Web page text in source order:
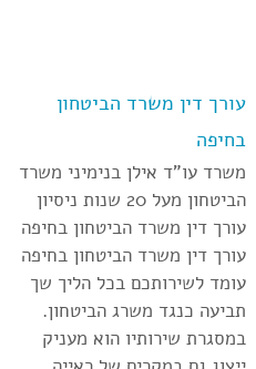
עורך דין משרד הביטחון
בחיפה
משרד עו”ד אילן בנימיני משרד
הביטחון מעל 20 שנות ניסיון
עורך דין משרד הביטחון בחיפה
עורך דין משרד הביטחון בחיפה
עומד לשירותכם בכל הליך שך
תביעה כנגד משרג הביטחון.
במסגרת שירותיו הוא מעניק